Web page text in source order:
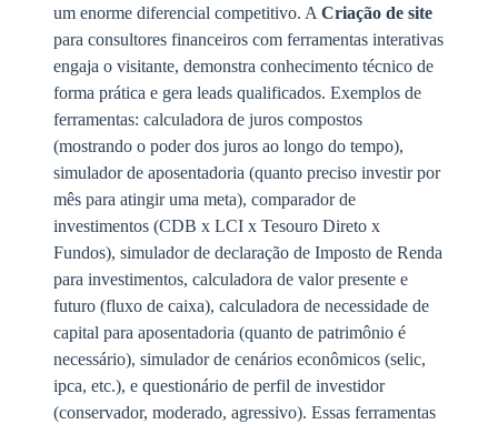
um enorme diferencial competitivo. A Criação de site
para consultores financeiros com ferramentas interativas
engaja o visitante, demonstra conhecimento técnico de
forma prática e gera leads qualificados. Exemplos de
ferramentas: calculadora de juros compostos
(mostrando o poder dos juros ao longo do tempo),
simulador de aposentadoria (quanto preciso investir por
mês para atingir uma meta), comparador de
investimentos (CDB x LCI x Tesouro Direto x
Fundos), simulador de declaração de Imposto de Renda
para investimentos, calculadora de valor presente e
futuro (fluxo de caixa), calculadora de necessidade de
capital para aposentadoria (quanto de patrimônio é
necessário), simulador de cenários econômicos (selic,
ipca, etc.), e questionário de perfil de investidor
(conservador, moderado, agressivo). Essas ferramentas